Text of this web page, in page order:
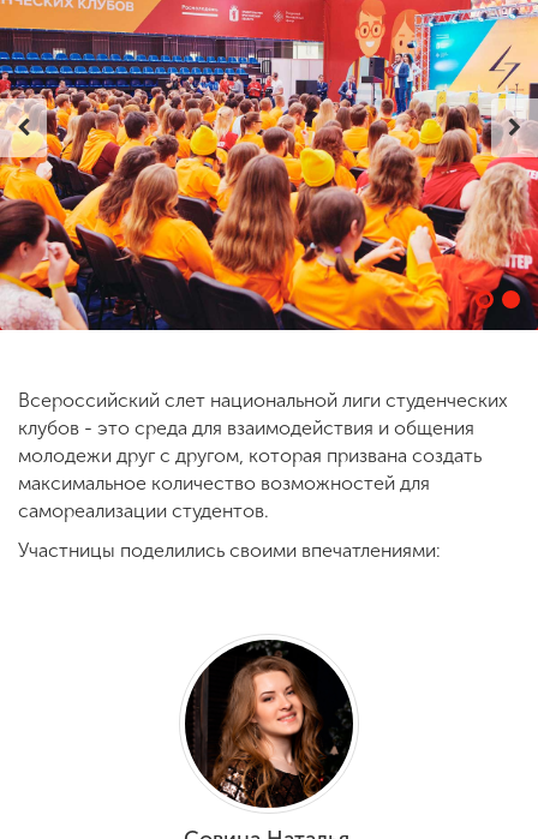
ENG SPN CHI
Приемная
комиссия
+7 (831) 262-26-20
Всероссийский слет национальной лиги студенческих
клубов - это среда для взаимодействия и общения
молодежи друг с другом, которая призвана создать
максимальное количество возможностей для
самореализации студентов.
Участницы поделились своими впечатлениями: